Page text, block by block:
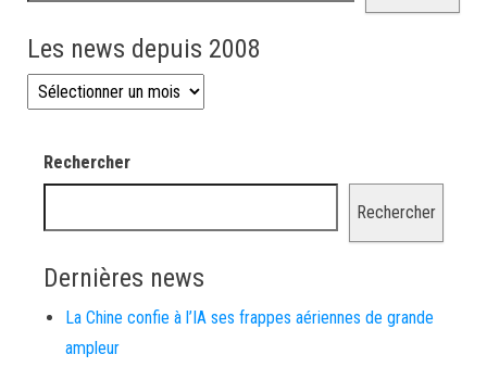
Les news depuis 2008
Les news depuis 2008
Rechercher
Rechercher
Dernières news
La Chine confie à l’IA ses frappes aériennes de grande
ampleur